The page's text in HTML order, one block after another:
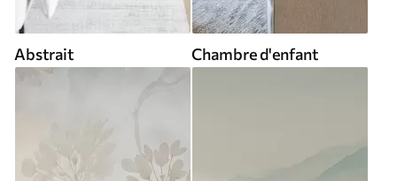
Abstrait Chambre d'enfant